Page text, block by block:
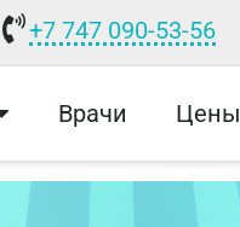
+7 747 090-53-56
Врачи Цены